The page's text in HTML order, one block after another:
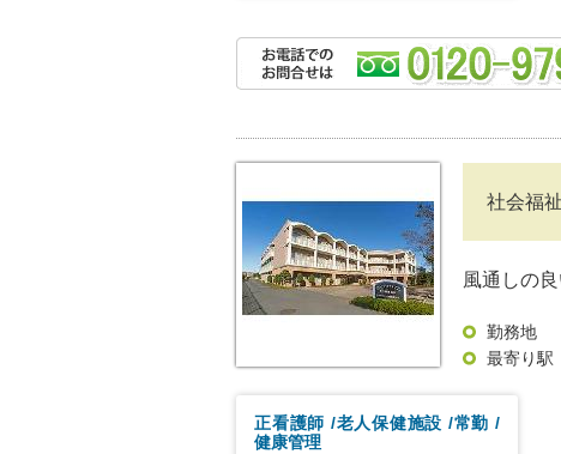
社会福
風通しの
勤務地
最寄り駅
正看護師 老人保健施設
常勤
健康管理